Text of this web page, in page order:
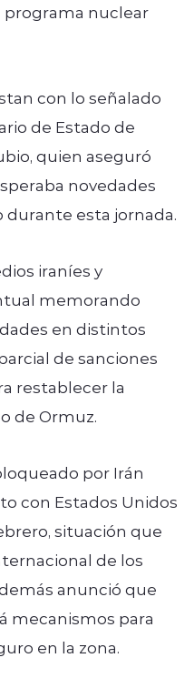
programa nuclear
con lo señalado
de Estado de
quien aseguró
novedades
esta jornada.
iraníes y
memorando
en distintos
de sanciones
restablecer la
de Ormuz.
por Irán
con Estados Unidos
situación que
de los
anunció que
mecanismos para
en la zona.